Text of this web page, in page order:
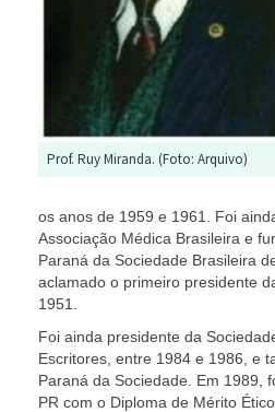
Prof. Ruy Miranda. (Foto: Arquivo)
os anos de 1959 e 1961. Foi
Associação Médica Brasileira e
Paraná da Sociedade Brasileira
aclamado o primeiro presidente
1951.
Foi ainda presidente da
Escritores, entre 1984 e 1986, e
Paraná da Sociedade. Em 1989,
PR com o Diploma de Mérito